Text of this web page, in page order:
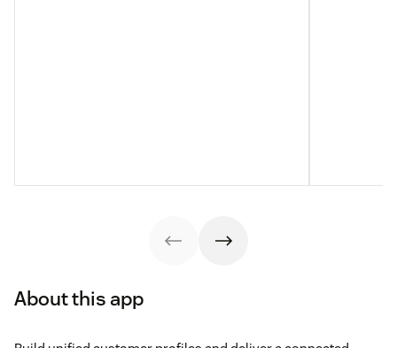
About this app